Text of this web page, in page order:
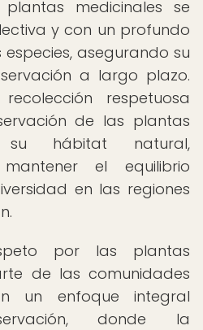
medicinales se
y con un profundo
asegurando su
a largo plazo.
respetuosa
de las plantas
su hábitat natural,
el equilibrio
en las regiones
por las plantas
de las comunidades
un enfoque integral
donde la